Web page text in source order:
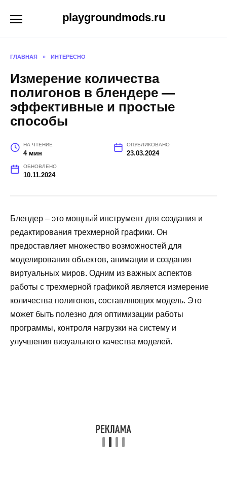
playgroundmods.ru
ГЛАВНАЯ » ИНТЕРЕСНО
Измерение количества
полигонов в блендере —
эффективные и простые
способы
НА ЧТЕНИЕ
4 мин
ОПУБЛИКОВАНО
23.03.2024
ОБНОВЛЕНО
10.11.2024
Блендер – это мощный инструмент для создания и
редактирования трехмерной графики. Он
предоставляет множество возможностей для
моделирования объектов, анимации и создания
виртуальных миров. Одним из важных аспектов
работы с трехмерной графикой является измерение
количества полигонов, составляющих модель. Это
может быть полезно для оптимизации работы
программы, контроля нагрузки на систему и
улучшения визуального качества моделей.